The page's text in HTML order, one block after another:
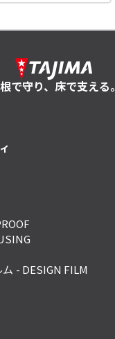
で守り、床で支える。
- DESIGN FILM